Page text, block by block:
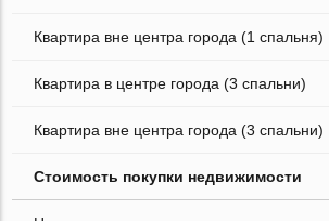
Квартира вне центра города (1 спальня)
Квартира в центре города (3 спальни)
Квартира вне центра города (3 спальни)
Стоимость покупки недвижимости